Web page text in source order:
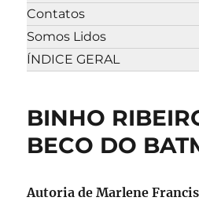
Contatos
Somos Lidos
ÍNDICE GERAL
BINHO
BECO DO
Autoria de Marlene